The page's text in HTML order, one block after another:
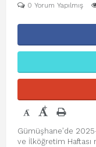
0 Yorum Yapılmış
- +
Gümüşhane’de
ve İlköğretim Haftası